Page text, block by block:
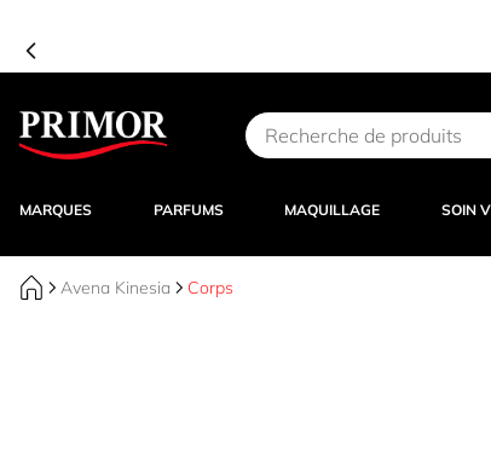
Aller au contenu
MARQUES PARFUMS MAQUILLAGE SOIN
Avena Kinesia Corps